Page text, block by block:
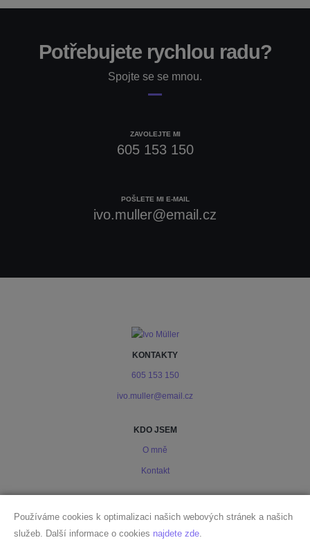
Potřebujete rychlou radu?
Spojte se se mnou.
ZAVOLEJTE MI
605 153 150
POŠLETE MI E-MAIL
ivo.muller@email.cz
KONTAKTY
605 153 150
ivo.muller@email.cz
KDO JSEM
O mně
Kontakt
Ochrana osobních údajů
Používáme cookies k optimalizaci našich webových stránek a našich
služeb. Další informace o cookies najdete zde.